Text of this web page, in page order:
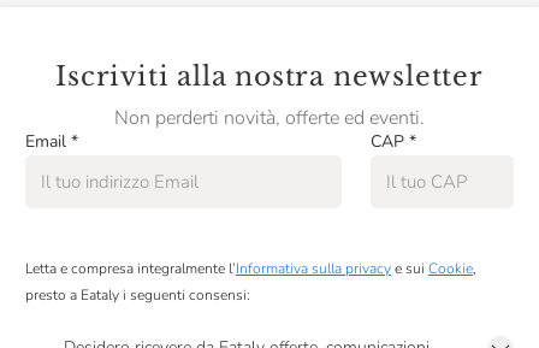
Iscriviti alla nostra newsletter
Non perderti novità, offerte ed eventi.
Email * CAP *
Letta e compresa integralmente l’Informativa sulla privacye sui Cookie,
presto a Eataly i seguenti consensi: